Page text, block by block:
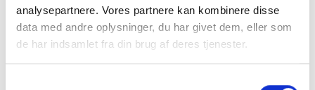
analysepartnere. Vores partnere kan kombinere disse
data med andre oplysninger, du har givet dem, eller som
de har indsamlet fra din brug af deres tjenester.
5G, Nano SIM
Varenummer 199462
Samsung Galaxy S24 FE (SM-